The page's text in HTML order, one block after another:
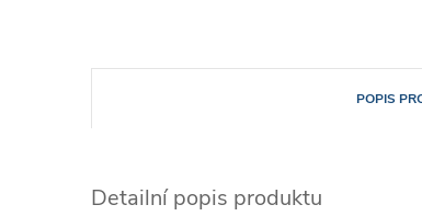
POPIS
Detailní popis produktu